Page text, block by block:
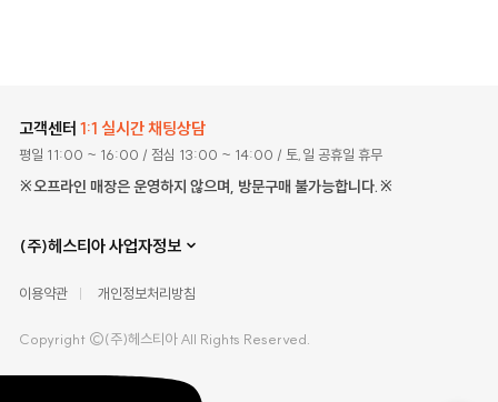
고객센터 1:1 실시간 채팅상담
평일 11:00 ~ 16:00 / 점심 13:00 ~ 14:00 / 토,일 공휴일 휴무
※오프라인 매장은 운영하지 않으며, 방문구매 불가능합니다.※
(주)헤스티아 사업자정보
이용약관 개인정보처리방침
Copyright ©(주)헤스티아 All Rights Reserved.